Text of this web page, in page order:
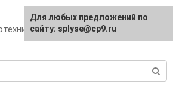
снегоходы,
Для любых предложений по
сайту: splyse@cp9.ru